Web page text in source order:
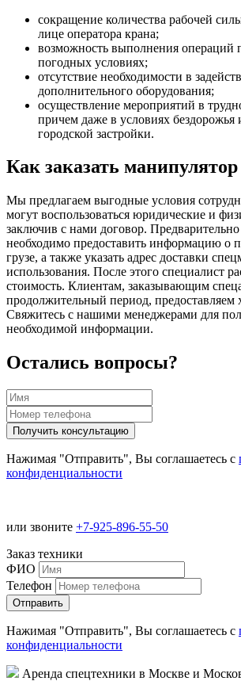
сокращение количества рабочей
лице оператора крана;
возможность выполнения
погодных условиях;
отсутствие необходимости в
дополнительного оборудования;
осуществление мероприятий в
причем даже в условиях бездорожья
городской застройки.
Как заказать
Мы предлагаем выгодные условия
могут воспользоваться юридические и
заключив с нами договор.
необходимо предоставить информацию о
грузе, а также указать адрес доставки
использования. После этого специалист
стоимость. Клиентам, заказывающим
продолжительный период, предоставляем
Свяжитесь с нашими менеджерами для
необходимой информации.
Остались вопросы?
Нажимая "Отправить", Вы соглашаетесь с
конфиденциальности
или звоните +7-925-896-55-50
Заказ техники
ФИО
Телефон
Нажимая "Отправить", Вы соглашаетесь с
конфиденциальности
Аренда спецтехники в Москве и